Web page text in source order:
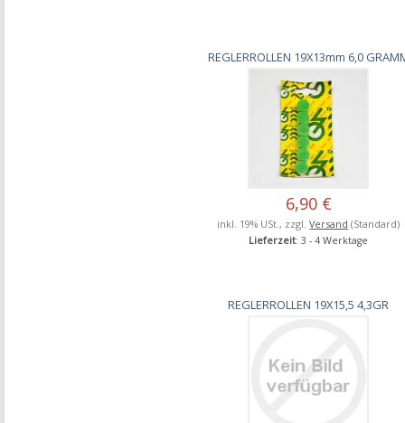
REGLERROLLEN 19X13mm 6,0
6,90 €
inkl. 19% USt., zzgl.Versand (Standard)
Lieferzeit: 3 - 4 Werktage
REGLERROLLEN 19X15,5 4,3GR